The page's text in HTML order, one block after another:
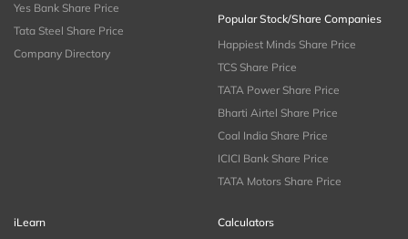
Yes Bank Share Price
Tata Steel Share Price
Company Directory
Popular Stock/Share Companies
Happiest Minds Share Price
TCS Share Price
TATA Power Share Price
Bharti Airtel Share Price
Coal India Share Price
ICICI Bank Share Price
TATA Motors Share Price
iLearn
Calculators